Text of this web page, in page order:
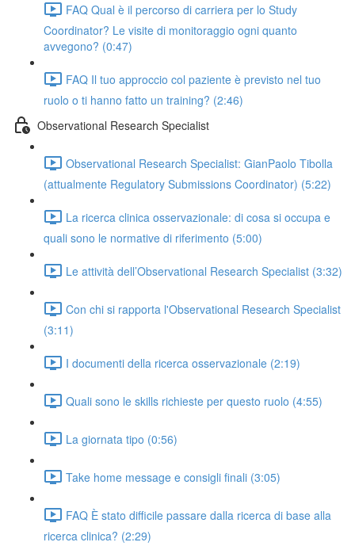
FAQ Qual è il percorso di carriera per lo Study
Coordinator? Le visite di monitoraggio ogni quanto
avvegono? (0:47)
FAQ Il tuo approccio col paziente è previsto nel tuo
ruolo o ti hanno fatto un training? (2:46)
Observational Research Specialist
Observational Research Specialist: GianPaolo Tibolla
(attualmente Regulatory Submissions Coordinator) (5:22)
La ricerca clinica osservazionale: di cosa si occupa e
quali sono le normative di riferimento (5:00)
Le attività dell’Observational Research Specialist (3:32)
Con chi si rapporta l'Observational Research Specialist
(3:11)
I documenti della ricerca osservazionale (2:19)
Quali sono le skills richieste per questo ruolo (4:55)
La giornata tipo (0:56)
Take home message e consigli finali (3:05)
FAQ È stato difficile passare dalla ricerca di base alla
ricerca clinica? (2:29)